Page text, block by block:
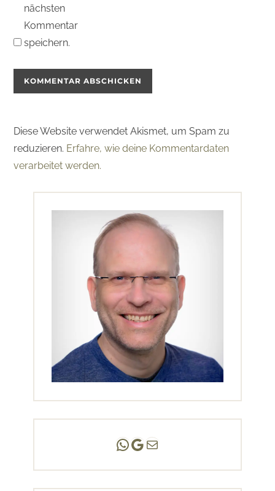
nächsten
Kommentar
speichern.
Diese Website verwendet Akismet, um Spam zu
reduzieren. Erfahre, wie deine Kommentardaten
verarbeitet werden.
Andreas Scholz | (HPP)
Praxis Adlershof
E-Mail an mich ...